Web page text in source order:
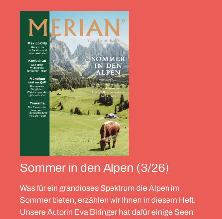
Sommer in den Alpen (3/26)
Was für ein grandioses Spektrum die Alpen im
Sommer bieten, erzählen wir Ihnen in diesem Heft.
Unsere Autorin Eva Biringer hat dafür einige Seen